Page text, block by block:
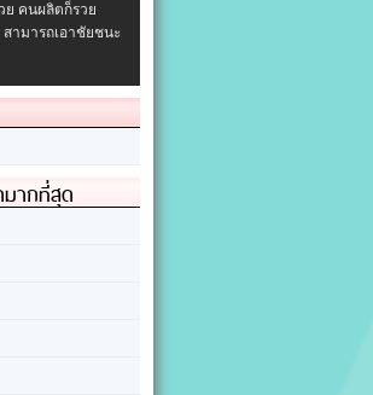
ย คนผลิตก็รวย
ามารถเอาชัยชนะ
มากที่สุด